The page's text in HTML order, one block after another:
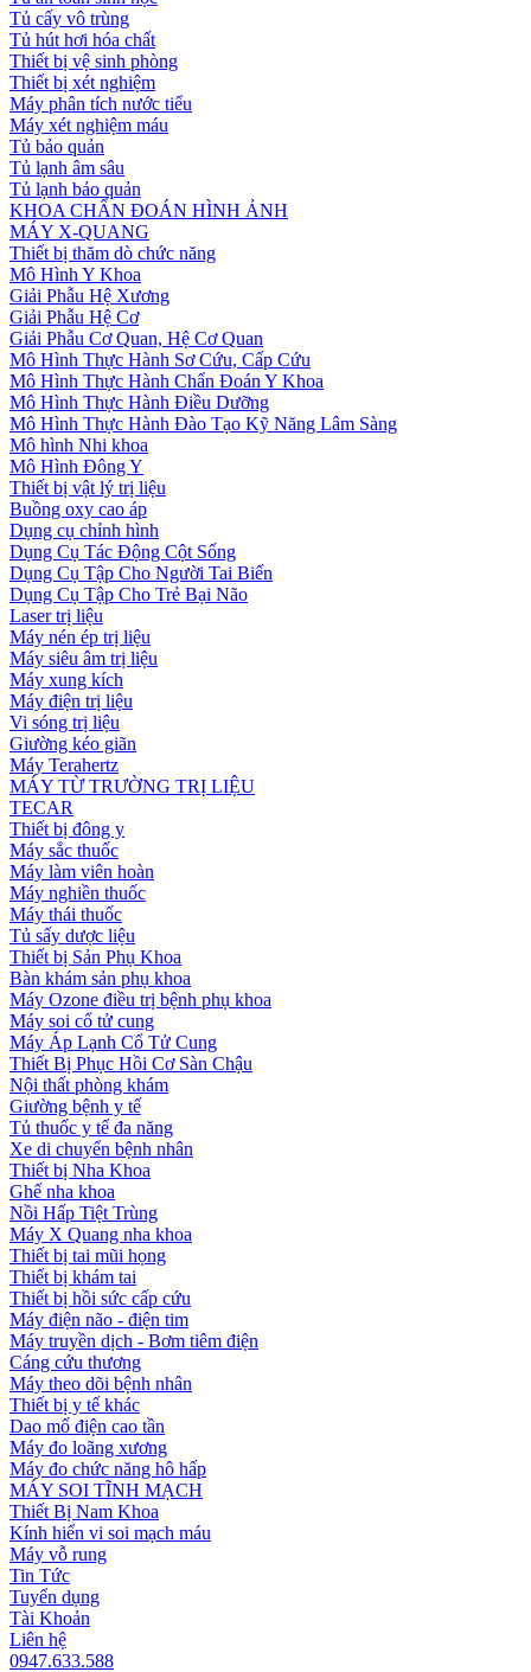
Tủ cấy vô trùng
Tủ hút hơi hóa chất
Thiết bị vệ sinh phòng
Thiết bị xét nghiệm
Máy phân tích nước tiểu
Máy xét nghiệm máu
Tủ bảo quản
Tủ lạnh âm sâu
Tủ lạnh bảo quản
KHOA CHẨN ĐOÁN HÌNH ẢNH
MÁY X-QUANG
Thiết bị thăm dò chức năng
Mô Hình Y Khoa
Giải Phẫu Hệ Xương
Giải Phẫu Hệ Cơ
Giải Phẫu Cơ Quan, Hệ Cơ Quan
Mô Hình Thực Hành Sơ Cứu, Cấp Cứu
Mô Hình Thực Hành Chẩn Đoán Y Khoa
Mô Hình Thực Hành Điều Dưỡng
Mô Hình Thực Hành Đào Tạo Kỹ Năng Lâm Sàng
Mô hình Nhi khoa
Mô Hình Đông Y
Thiết bị vật lý trị liệu
Buồng oxy cao áp
Dụng cụ chỉnh hình
Dụng Cụ Tác Động Cột Sống
Dụng Cụ Tập Cho Người Tai Biến
Dụng Cụ Tập Cho Trẻ Bại Não
Laser trị liệu
Máy nén ép trị liệu
Máy siêu âm trị liệu
Máy xung kích
Máy điện trị liệu
Vi sóng trị liệu
Giường kéo giãn
Máy Terahertz
MÁY TỪ TRƯỜNG TRỊ LIỆU
TECAR
Thiết bị đông y
Máy sắc thuốc
Máy làm viên hoàn
Máy nghiền thuốc
Máy thái thuốc
Tủ sấy dược liệu
Thiết bị Sản Phụ Khoa
Bàn khám sản phụ khoa
Máy Ozone điều trị bệnh phụ khoa
Máy soi cổ tử cung
Máy Áp Lạnh Cổ Tử Cung
Thiết Bị Phục Hồi Cơ Sàn Chậu
Nội thất phòng khám
Giường bệnh y tế
Tủ thuốc y tế đa năng
Xe di chuyển bệnh nhân
Thiết bị Nha Khoa
Ghế nha khoa
Nồi Hấp Tiệt Trùng
Máy X Quang nha khoa
Thiết bị tai mũi họng
Thiết bị khám tai
Thiết bị hồi sức cấp cứu
Máy điện não - điện tim
Máy truyền dịch - Bơm tiêm điện
Cáng cứu thương
Máy theo dõi bệnh nhân
Thiết bị y tế khác
Dao mổ điện cao tần
Máy đo loãng xương
Máy đo chức năng hô hấp
MÁY SOI TĨNH MẠCH
Thiết Bị Nam Khoa
Kính hiển vi soi mạch máu
Máy vỗ rung
Tin Tức
Tuyển dụng
Tài Khoản
Liên hệ
0947.633.588